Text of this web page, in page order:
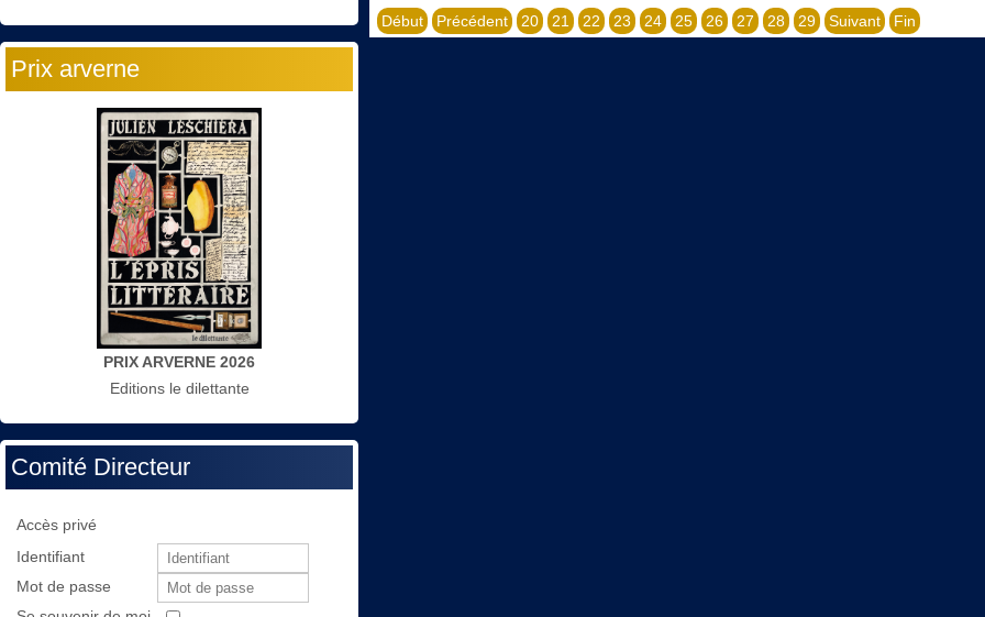
Prix arverne
PRIX ARVERNE 2026
Editions le dilettante
Comité Directeur
Accès privé
Identifiant
Mot de passe
Début Précédent 20 21 22 23 24 25 26 27 28 29 Suivant Fin